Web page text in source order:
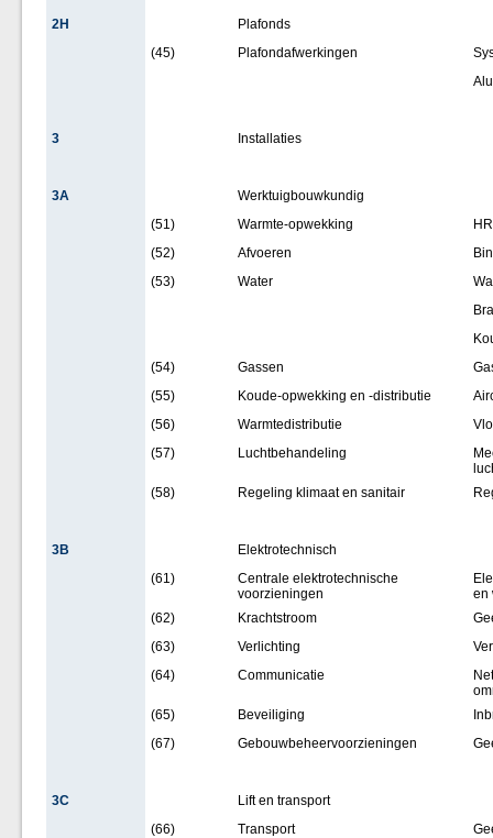
2H
Plafonds
(45)
Plafondafwerkingen
3 Installaties
3A
Werktuigbouwkundig
(51)
Warmte-opwekking
(52)
Afvoeren
(53)
Water
(54)
Gassen
(55)
Koude-opwekking en -distributie
(56)
Warmtedistributie
(57)
Luchtbehandeling
(58)
Regeling klimaat en sanitair
3B
Elektrotechnisch
(61)
Centrale elektrotechnische
voorzieningen
en
(62)
Krachtstroom
(63)
Verlichting
(64)
Communicatie
(65)
Beveiliging
(67)
Gebouwbeheervoorzieningen
3C
Lift en transport
(66)
Transport